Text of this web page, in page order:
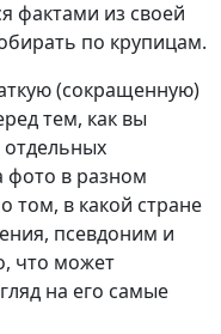
фактами из своей
по крупицам.
(сокращенную)
тем, как вы
фото в разном
том, в какой стране
псевдоним и
что может
на его самые